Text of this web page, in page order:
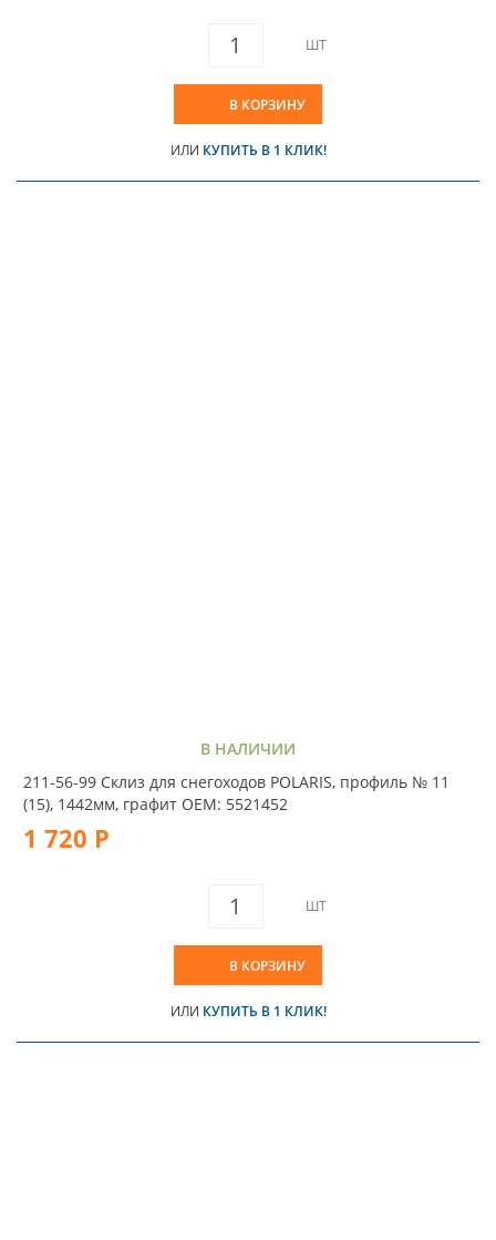
ШТ
В КОРЗИНУ
ИЛИ КУПИТЬ В 1 КЛИК!
В НАЛИЧИИ
211-56-99 Склиз для снегоходов POLARIS, профиль № 11
(15), 1442мм, графит OEM: 5521452
1 720 Р
ШТ
В КОРЗИНУ
ИЛИ КУПИТЬ В 1 КЛИК!